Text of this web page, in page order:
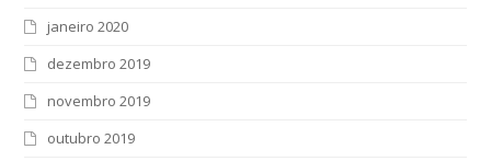
janeiro 2020
dezembro 2019
novembro 2019
outubro 2019